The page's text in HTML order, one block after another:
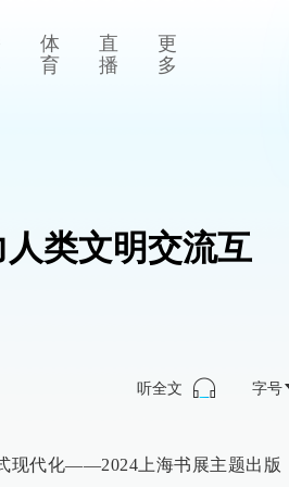
体
育
直
播
更
多
类文明交流互
听全文 字号
现代化——2024上海书展主题出版